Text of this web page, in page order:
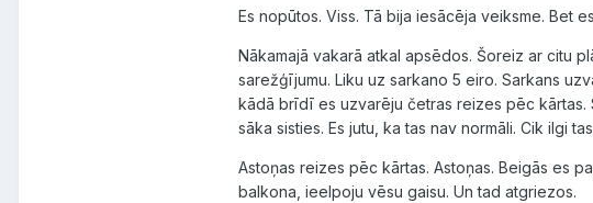
Es nopūtos. Viss. Tā bija iesācēja veiksme. Bet
Nākamajā vakarā atkal apsēdos. Šoreiz ar citu
sarežģījumu. Liku uz sarkano 5 eiro. Sarkans
kādā brīdī es uzvarēju četras reizes pēc kārtas.
sāka sisties. Es jutu, ka tas nav normāli. Cik ilgi
Astoņas reizes pēc kārtas. Astoņas. Beigās es
balkona, ieelpoju vēsu gaisu. Un tad atgriezos.